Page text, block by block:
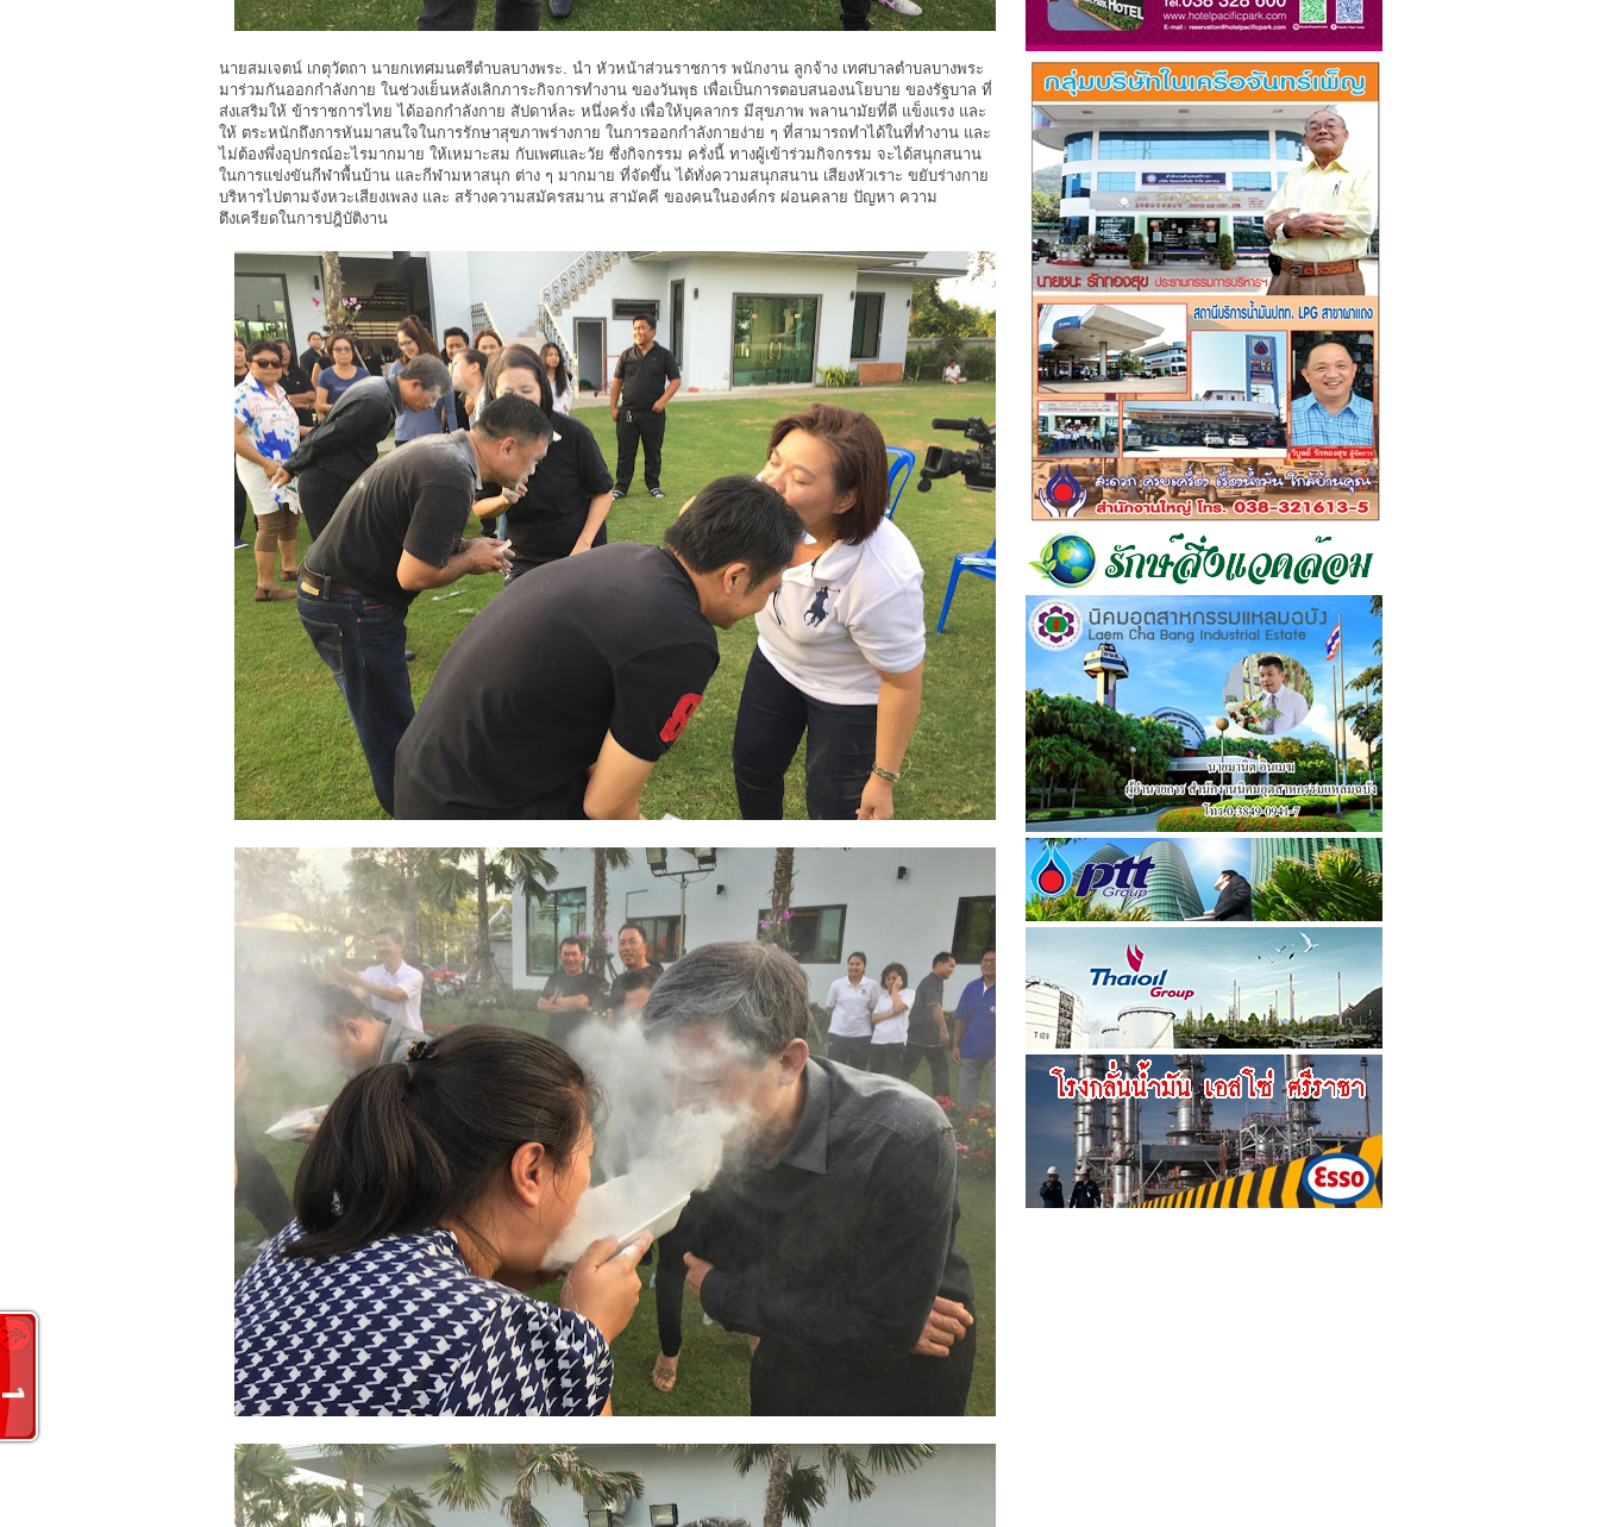
นายสมเจตน์ เกตุวัตถา นายกเทศมนตรีตำบลบางพระ. นำ หัวหน้าส่วนราชการ พนักงาน ลูกจ้าง เทศบาลตำบลบางพระ
มาร่วมกันออกกำลังกาย ในช่วงเย็นหลังเลิกภาระกิจการทำงาน ของวันพุธ เพื่อเป็นการตอบสนองนโยบาย ของรัฐบาล ที่
ส่งเสริมให้ ข้าราชการไทย ได้ออกกำลังกาย สัปดาห์ละ หนึ่งครั่ง เพื่อให้บุคลากร มีสุขภาพ พลานามัยที่ดี แข็งแรง และ
ให้ ตระหนักถึงการหันมาสนใจในการรักษาสุขภาพร่างกาย ในการออกกำลังกายง่าย ๆ ที่สามารถทำได้ในที่ทำงาน และ
ไม่ต้องพึ่งอุปกรณ์อะไรมากมาย ให้เหมาะสม กับเพศและวัย ซึ่งกิจกรรม ครั่งนี้ ทางผู้เข้าร่วมกิจกรรม จะได้สนุกสนาน
ในการแข่งขันกีฬาพื้นบ้าน และกีฬามหาสนุก ต่าง ๆ มากมาย ที่จัดขึ้น ได้ทั่งความสนุกสนาน เสียงหัวเราะ ขยับร่างกาย
บริหารไปตามจังหวะเสียงเพลง และ สร้างความสมัครสมาน สามัคคี ของคนในองค์กร ผ่อนคลาย ปัญหา ความ
ตึงเครียดในการปฎิบัติงาน